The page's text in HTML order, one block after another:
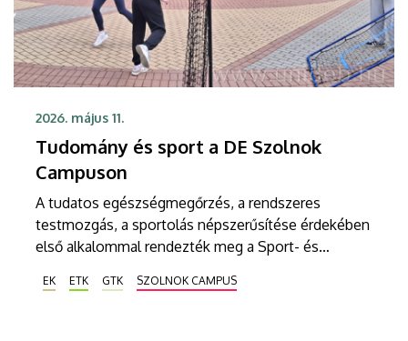
2026. május 11.
Tudomány és sport a DE Szolnok
Campuson
A tudatos egészségmegőrzés, a rendszeres
testmozgás, a sportolás népszerűsítése érdekében
első alkalommal rendezték meg a Sport- és
Campuson. A közösségi sportolás mellett
EK ETK GTK SZOLNOK CAMPUS